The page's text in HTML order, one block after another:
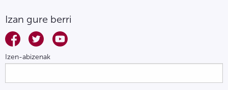
Izan gure berri
Izen-abizenak